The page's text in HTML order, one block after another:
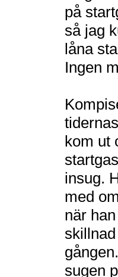
på
så jag
låna
Ingen
kom ut
insug.
med
när
sugen